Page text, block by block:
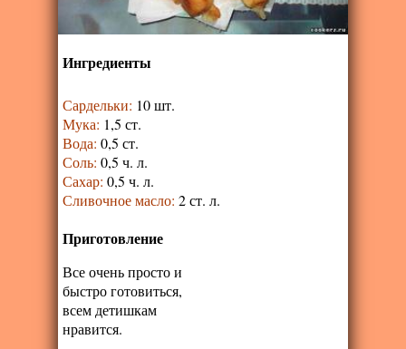
Ингредиенты
Сардельки: 10 шт.
Мука: 1,5 ст.
Вода: 0,5 ст.
Соль: 0,5 ч. л.
Сахар: 0,5 ч. л.
Сливочное масло: 2 ст. л.
Приготовление
Все очень просто и
быстро готовиться,
всем детишкам
нравится.